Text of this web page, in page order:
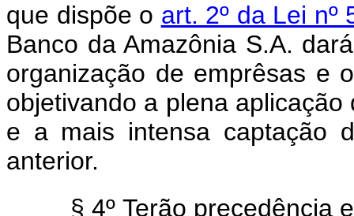
que dispõe o art. 2º da Lei
Banco da Amazônia S.A.
organização de emprêsas e
objetivando a plena
e a mais intensa captação
anterior.
§ 4º Terão precedência